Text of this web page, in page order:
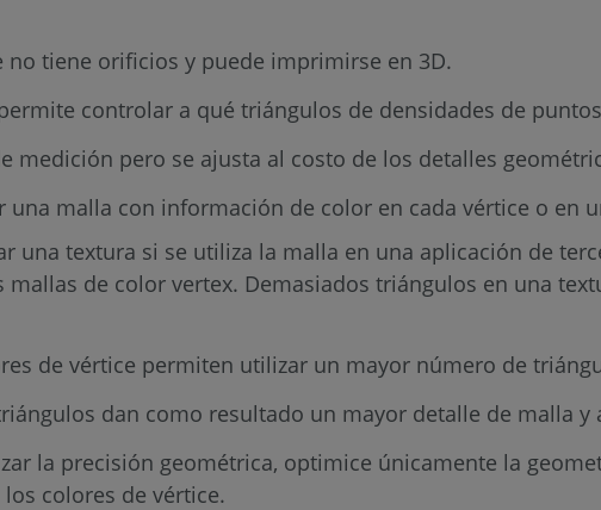
no tiene orificios y puede imprimirse en 3D.
controlar a qué triángulos de densidades de
medición pero se ajusta al costo de los detalles
una malla con información de color en cada vértice o en
una textura si se utiliza la malla en una aplicación de
mallas de color vertex. Demasiados triángulos en una
de vértice permiten utilizar un mayor número de
dan como resultado un mayor detalle de malla y
la precisión geométrica, optimice únicamente la
colores de vértice.